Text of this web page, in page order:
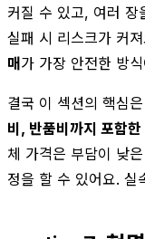
커질 수 있고, 여러 장
실패 시 리스크가 커
매가 가장 안전한 방
결국 이 섹션의 핵심
비, 반품비까지 포함
체 가격은 부담이 낮
정을 할 수 있어요. 실